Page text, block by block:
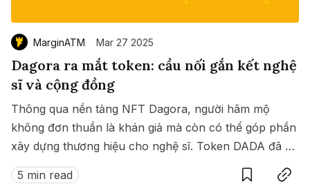
MarginATM Mar 27 2025
Dagora ra mắt token: cầu nối gắn kết nghệ
sĩ và cộng đồng
Thông qua nền tảng NFT Dagora, người hâm mộ
không đơn thuần là khán giả mà còn có thể góp phần
xây dựng thương hiệu cho nghệ sĩ. Token DADA đã ra
đời để người hâm mộ tăng cường kết nối với nghệ sĩ,
5 min read
SaveCopy link